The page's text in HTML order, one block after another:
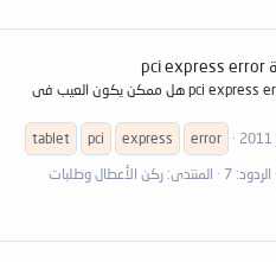
لاب توشيبا tablet بيدى رسالة pci express error هل ممكن يكون العيب فى
error
express
pci
tablet
الردود: 7 المنتدى: ركن الأعطال وطلبات